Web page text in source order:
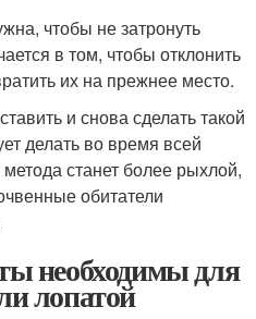
чтобы не затронуть
в том, чтобы отклонить
их на прежнее место.
и снова сделать такой
делать во время всей
станет более рыхлой,
обитатели
необходимы для
лопатой